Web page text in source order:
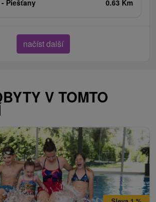
Piešťany 0.63 Km
načíst další
V TOMTO